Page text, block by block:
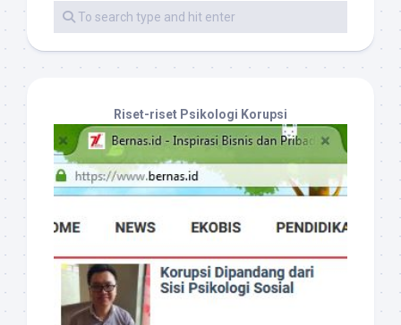
Riset-riset Psikologi Korupsi